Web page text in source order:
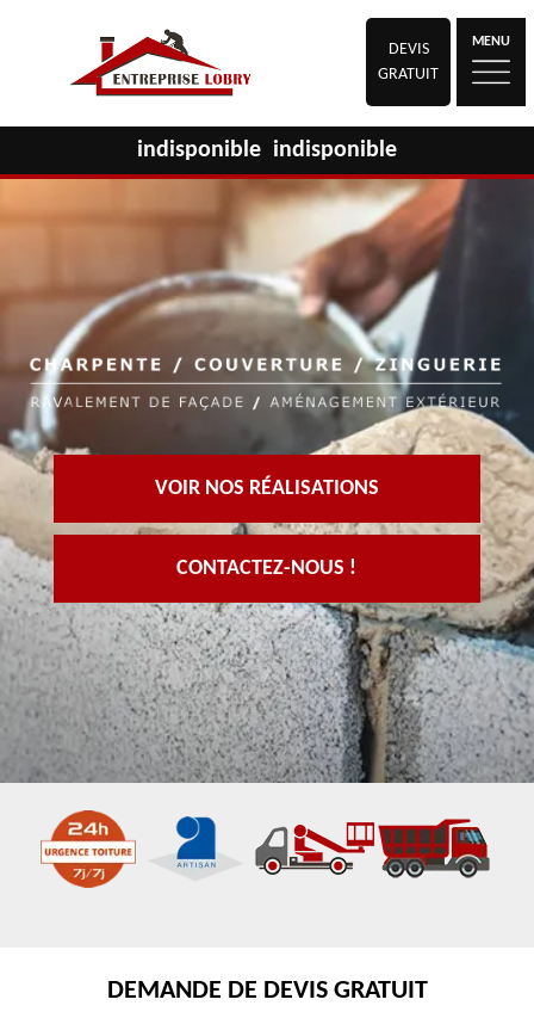
DEVIS
GRATUIT
MENU
indisponible indisponible
VOIR NOS RÉALISATIONS
CONTACTEZ-NOUS !
DEMANDE DE DEVIS GRATUIT